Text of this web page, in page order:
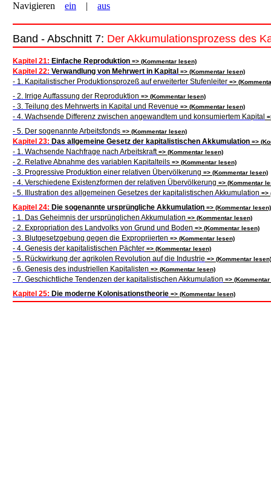
Navigieren ein | aus
Band - Abschnitt 7: Der Akkumulationsprozess des
Kapitel 21: Einfache Reproduktion => (Kommentar lesen)
Kapitel 22: Verwandlung von Mehrwert in Kapital => (Kommentar lesen)
- 1. Kapitalistischer Produktionsprozeß auf erweiterter Stufenleiter =>
- 2. Irrige Auffassung der Reproduktion => (Kommentar lesen)
- 3. Teilung des Mehrwerts in Kapital und Revenue => (Kommentar lesen)
- 4. Wachsende Differenz zwischen angewandtem und konsumiertem Kapital
- 5. Der sogenannte Arbeitsfonds => (Kommentar lesen)
Kapitel 23: Das allgemeine Gesetz der kapitalistischen Akkumulation =>
- 1. Wachsende Nachfrage nach Arbeitskraft=> (Kommentar lesen)
- 2. Relative Abnahme des variablen Kapitalteils => (Kommentar lesen)
- 3. Progressive Produktion einer relativen Übervölkerung => (Kommentar lesen)
- 4. Verschiedene Existenzformen der relativen Übervölkerung => (Kommentar
- 5. Illustration des allgemeinen Gesetzes der kapitalistischen Akkumulation =>
Kapitel 24: Die sogenannte ursprüngliche Akkumulation => (Kommentar lesen)
- 1. Das Geheimnis der ursprünglichen Akkumulation => (Kommentar lesen)
- 2. Expropriation des Landvolks von Grund und Boden => (Kommentar lesen)
- 3. Blutgesetzgebung gegen die Expropriierten => (Kommentar lesen)
- 4. Genesis der kapitalistischen Pächter => (Kommentar lesen)
- 5. Rückwirkung der agrikolen Revolution auf die Industrie => (Kommentar lesen)
- 6. Genesis des industriellen Kapitalisten => (Kommentar lesen)
- 7. Geschichtliche Tendenzen der kapitalistischen Akkumulation =>
Kapitel 25: Die moderne Kolonisationstheorie => (Kommentar lesen)